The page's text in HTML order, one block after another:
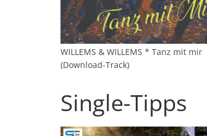
WILLEMS & WILLEMS * Tanz mit mir
(Download-Track)
Single-Tipps